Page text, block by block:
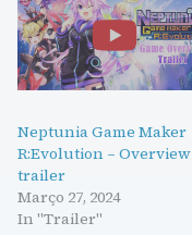
Neptunia Game Maker
R:Evolution – Overview
trailer
Março 27, 2024
In "Trailer"